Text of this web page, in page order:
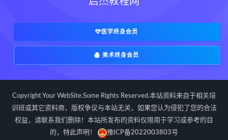
生命密码高级解读师网盘
生命密码高级解读师 弈涵老师
相理衡真十卷点校本pdf
相理衡真十卷点校本电子书
相理衡真十卷点校本 陳釗
住宅环境疾病诊断实操全书下载
医学终身会员
美术终身会员
Copyright Your WebSite.Some Rights Reserved.本站资料来自于相关培
训班或其它资料商，版权争议与本站无关，如果您认为侵犯了您的合法
权益，请联系我们删除！本站所发布的资料仅限用于学习或参考的目
的，特此声明！
豫ICP备2022003803号